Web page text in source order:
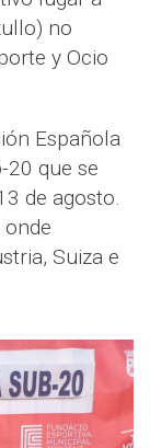
no
y Ocio
Española
que se
de agosto.
Suiza e